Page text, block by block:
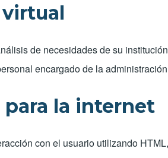
de necesidades de su
encargado de la
para la internet
con el usuario utilizando